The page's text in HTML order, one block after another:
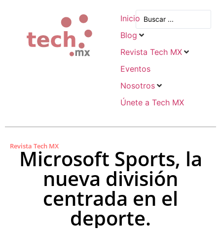
Inicio
Blog
Revista Tech MX
Eventos
Nosotros
Únete a Tech MX
Revista Tech MX
Microsoft Sports, la
nueva división
centrada en el
deporte.